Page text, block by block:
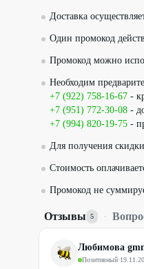
Доставка
Один промокод
Промокод можно
Необходим
+7 (922) 758-16-67 -
+7 (951) 772-30-08 -
+7 (994) 820-19-75 -
Для получения
Стоимость
Промокод не
Отзывы 5 ·
Любимова
Позитивный·